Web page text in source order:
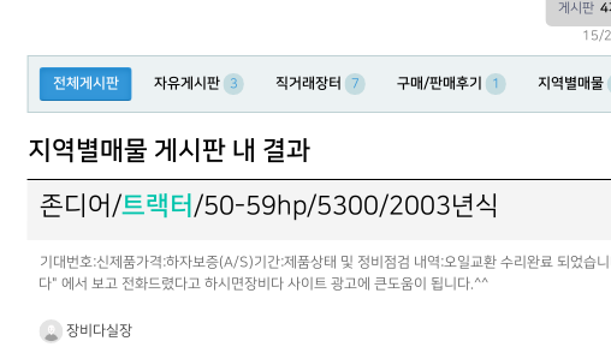
게시판 4
15/
전체게시판 자유게시판 3 직거래장터 7 구매/판매후기 1 지역별매물
지역별매물 게시판 내 결과
존디어/트랙터 /50-59hp/5300/2003년식
기대번호:신제품가격:하자보증(A/S)기간:제품상태 및 정비점검 내역:오일교환 수리완료 되었
다" 에서 보고 전화드렸다고 하시면장비다 사이트 광고에 큰도움이 됩니다.^^
장비다실장